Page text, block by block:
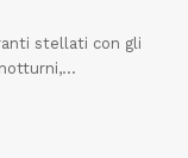
stellati con gli